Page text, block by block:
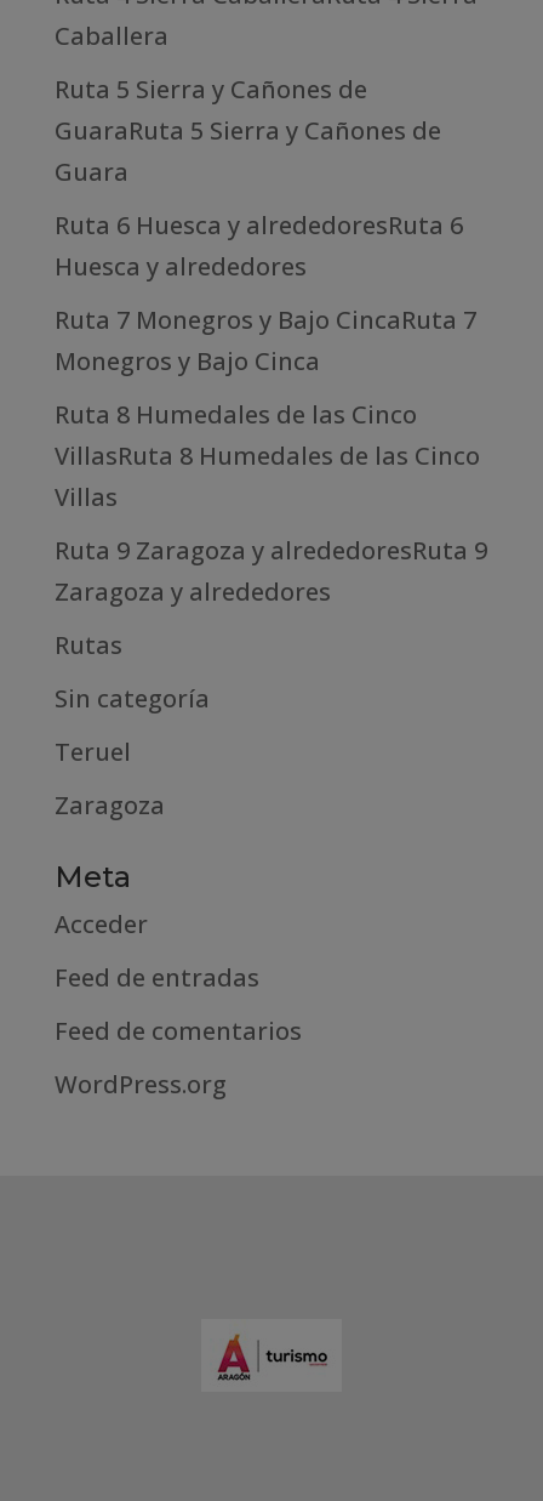
Caballera
Ruta 5 Sierra y Cañones de
GuaraRuta 5 Sierra y Cañones de
Guara
Ruta 6 Huesca y alrededoresRuta 6
Huesca y alrededores
Ruta 7 Monegros y Bajo CincaRuta 7
Monegros y Bajo Cinca
Ruta 8 Humedales de las Cinco
VillasRuta 8 Humedales de las Cinco
Villas
Ruta 9 Zaragoza y alrededoresRuta 9
Zaragoza y alrededores
Rutas
Sin categoría
Teruel
Zaragoza
Meta
Acceder
Feed de entradas
Feed de comentarios
WordPress.org